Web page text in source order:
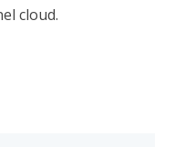
cloud.